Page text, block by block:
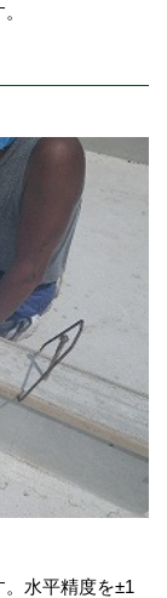
水平精度を±1